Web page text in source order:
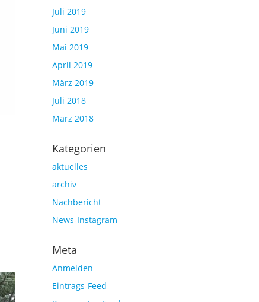
Juli 2019
Juni 2019
Mai 2019
April 2019
März 2019
Juli 2018
März 2018
Kategorien
aktuelles
archiv
Nachbericht
News-Instagram
Meta
Anmelden
Eintrags-Feed